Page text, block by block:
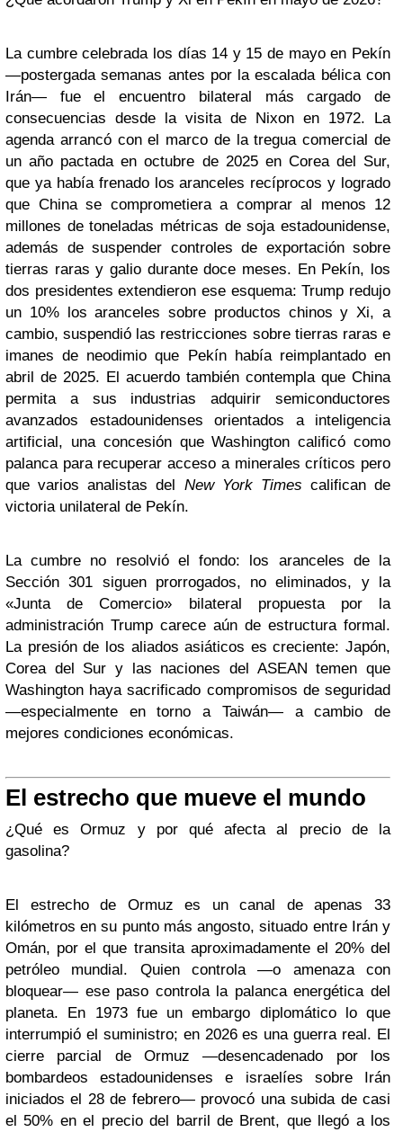
La cumbre celebrada los días 14 y 15 de mayo en Pekín
—postergada semanas antes por la escalada bélica con
Irán— fue el encuentro bilateral más cargado de
consecuencias desde la visita de Nixon en 1972. La
agenda arrancó con el marco de la tregua comercial de
un año pactada en octubre de 2025 en Corea del Sur,
que ya había frenado los aranceles recíprocos y logrado
que China se comprometiera a comprar al menos 12
millones de toneladas métricas de soja estadounidense,
además de suspender controles de exportación sobre
tierras raras y galio durante doce meses. En Pekín, los
dos presidentes extendieron ese esquema: Trump redujo
un 10% los aranceles sobre productos chinos y Xi, a
cambio, suspendió las restricciones sobre tierras raras e
imanes de neodimio que Pekín había reimplantado en
abril de 2025. El acuerdo también contempla que China
permita a sus industrias adquirir semiconductores
avanzados estadounidenses orientados a inteligencia
artificial, una concesión que Washington calificó como
palanca para recuperar acceso a minerales críticos pero
que varios analistas del New York Times califican de
victoria unilateral de Pekín.
La cumbre no resolvió el fondo: los aranceles de la
Sección 301 siguen prorrogados, no eliminados, y la
«Junta de Comercio» bilateral propuesta por la
administración Trump carece aún de estructura formal.
La presión de los aliados asiáticos es creciente: Japón,
Corea del Sur y las naciones del ASEAN temen que
Washington haya sacrificado compromisos de seguridad
—especialmente en torno a Taiwán— a cambio de
mejores condiciones económicas.
El estrecho que mueve el mundo
¿Qué es Ormuz y por qué afecta al precio de la
gasolina?
El estrecho de Ormuz es un canal de apenas 33
kilómetros en su punto más angosto, situado entre Irán y
Omán, por el que transita aproximadamente el 20% del
petróleo mundial. Quien controla —o amenaza con
bloquear— ese paso controla la palanca energética del
planeta. En 1973 fue un embargo diplomático lo que
interrumpió el suministro; en 2026 es una guerra real. El
cierre parcial de Ormuz —desencadenado por los
bombardeos estadounidenses e israelíes sobre Irán
iniciados el 28 de febrero— provocó una subida de casi
el 50% en el precio del barril de Brent, que llegó a los